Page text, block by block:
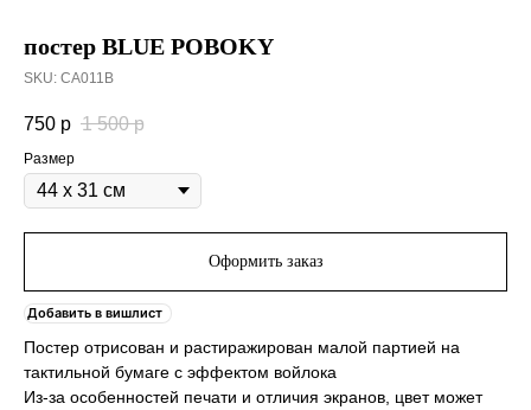
постер BLUE POBOKY
SKU: CA011B
750 р 1 500 р
Размер
Оформить заказ
Добавить в вишлист
Постер отрисован и растиражирован малой партией на
тактильной бумаге с эффектом войлока
Из-за особенностей печати и отличия экранов, цвет может